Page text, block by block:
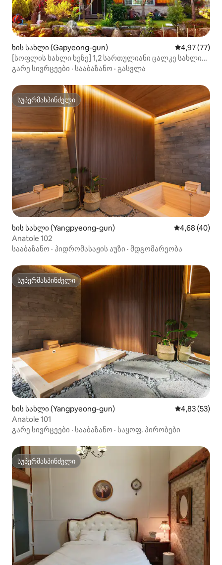
ხის სახლი (Gapyeong-gun) საშუალო
4,97 (77)
[სოფლის სახლი ხეზე] 1,2 სართულიანი ცალკე სახლი
(ერთი დღე ერთი ჯგუფი) -პირადი, ქურა, ბარბექიუ,
გარე სივრცეები · სააბაზანო · გასვლა
სუპერმასპინძელი
სუპერმასპინძელი
ხის სახლი (Yangpyeong-gun) საშუალო
4,68 (40)
Anatole 102
სააბაზანო · ჰიდრომასაჟის აუზი · მდგომარეობა
სუპერმასპინძელი
სუპერმასპინძელი
ხის სახლი (Yangpyeong-gun) საშუალო
4,83 (53)
Anatole 101
გარე სივრცეები · სააბაზანო · საყოფ. პირობები
სუპერმასპინძელი
სუპერმასპინძელი